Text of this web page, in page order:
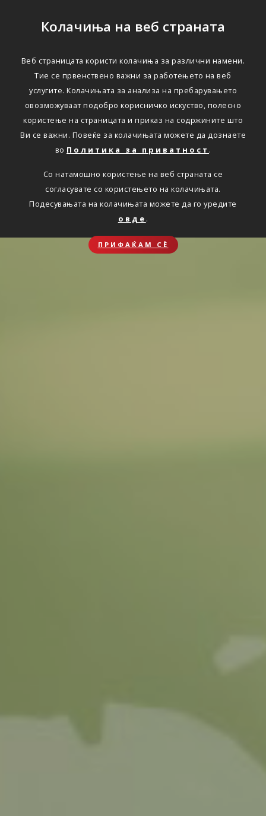
Колачиња на веб страната
Веб страницата користи колачиња за различни намени.
Тие се првенствено важни за работењето на веб
услугите. Колачињата за анализа на пребарувањето
овозможуваат подобро корисничко искуство, полесно
користење на страницата и приказ на содржините што
Ви се важни. Повеќе за колачињата можете да дознаете
во Политика за приватност .
Со натамошно користење на веб страната се
согласувате со користењето на колачињата.
Подесувањата на колачињата можете да го уредите
овде .
ПРИФАЌАМ СЀ